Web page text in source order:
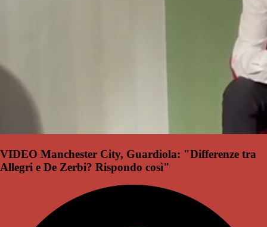
VIDEO Manchester City, Guardiola: "Differenze tra
Allegri e De Zerbi? Rispondo così"